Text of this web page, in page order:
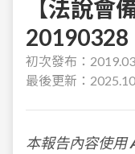
【法說會
20190328
初次發布：
最後更新：
本報告內容使用